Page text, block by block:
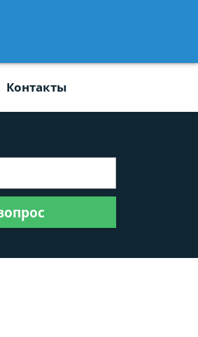
Контакты